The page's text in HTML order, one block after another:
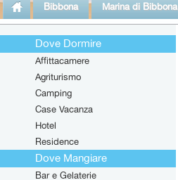
Bibbona Marina di Bibbona
Dove Dormire
Affittacamere
Agriturismo
Camping
Case Vacanza
Hotel
Residence
Dove Mangiare
Bar e Gelaterie